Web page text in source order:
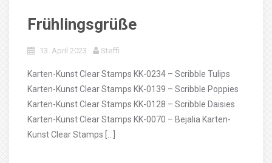
Frühlingsgrüße
13. April 2023 Steffi
Karten-Kunst Clear Stamps KK-0234 – Scribble Tulips
Karten-Kunst Clear Stamps KK-0139 – Scribble Poppies
Karten-Kunst Clear Stamps KK-0128 – Scribble Daisies
Karten-Kunst Clear Stamps KK-0070 – Bejalia Karten-
Kunst Clear Stamps […]